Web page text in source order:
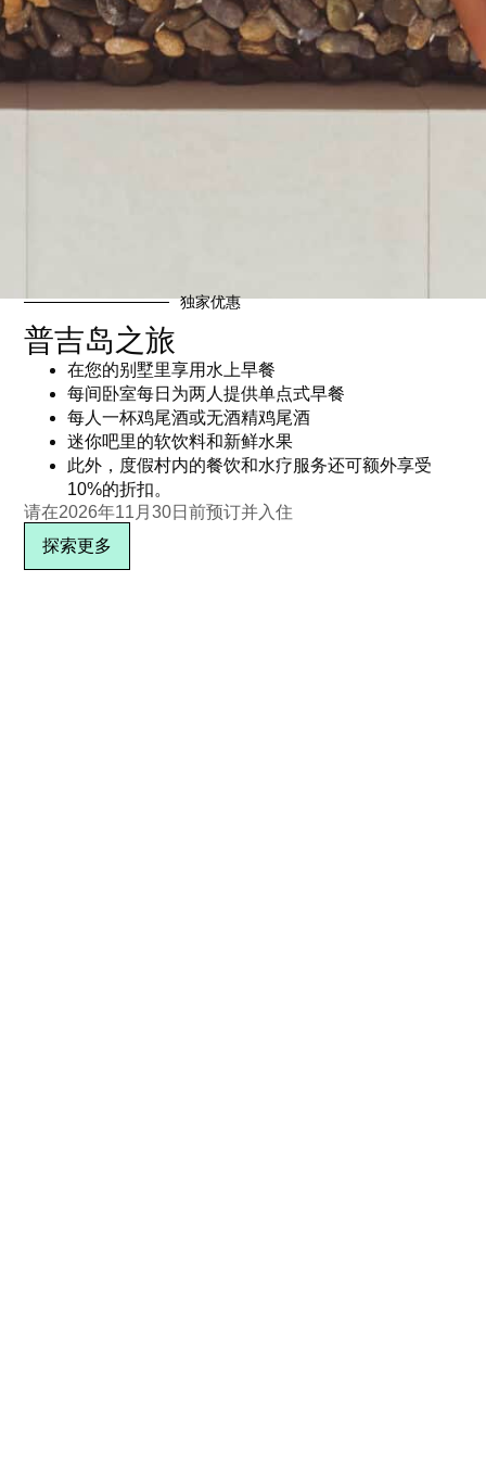
独家优惠
普吉岛之旅
在您的别墅里享用水上早餐
每间卧室每日为两人提供单点式早餐
每人一杯鸡尾酒或无酒精鸡尾酒
迷你吧里的软饮料和新鲜水果
此外，度假村内的餐饮和水疗服务还可额外享受
10%的折扣。
请在2026年11月30日前预订并入住
探索更多